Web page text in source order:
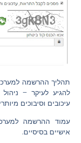
להגיע לעיקר – ניהול
עיכובים וסיבוכים
עמוד ההרשמה למערכת
אישיים בסיסיים.